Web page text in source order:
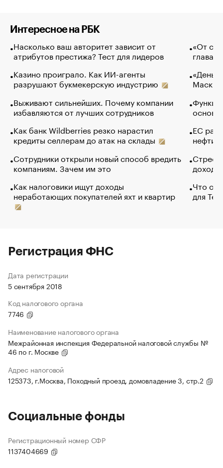
Интересное на РБК
Насколько ваш авторитет зависит от
атрибутов престижа? Тест для лидеров
Казино проиграло. Как ИИ-агенты
разрушают букмекерскую индустрию
Выживают сильнейших. Почему компании
избавляются от лучших сотрудников
Как банк Wildberries резко нарастил
кредиты селлерам до атак на склады
Сотрудники открыли новый способ вредить
компаниям. Зачем им это
Как налоговики ищут доходы
неработающих покупателей яхт и квартир
«От
глава
Маск в
основ
ЕС
нефти
Что
для
Регистрация ФНС
Дата регистрации
5 сентября 2018
Код налогового органа
7746
Наименование налогового органа
Межрайонная инспекция Федеральной налоговой службы №
46 по г. Москве
Адрес налоговой
125373, г.Москва, Походный проезд, домовладение 3, стр.2
Социальные фонды
Регистрационный номер СФР
1137404669